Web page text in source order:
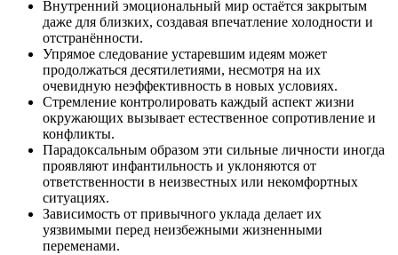
Внутренний эмоциональный мир остаётся закрытым
даже для близких, создавая впечатление холодности и
отстранённости.
Упрямое следование устаревшим идеям может
продолжаться десятилетиями, несмотря на их
очевидную неэффективность в новых условиях.
Стремление контролировать каждый аспект жизни
окружающих вызывает естественное сопротивление и
конфликты.
Парадоксальным образом эти сильные личности иногда
проявляют инфантильность и уклоняются от
ответственности в неизвестных или некомфортных
ситуациях.
Зависимость от привычного уклада делает их
уязвимыми перед неизбежными жизненными
переменами.